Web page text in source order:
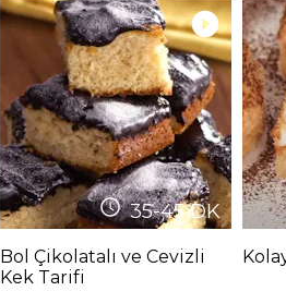
35-45DK
Bol Çikolatalı ve Cevizli
Kek Tarifi